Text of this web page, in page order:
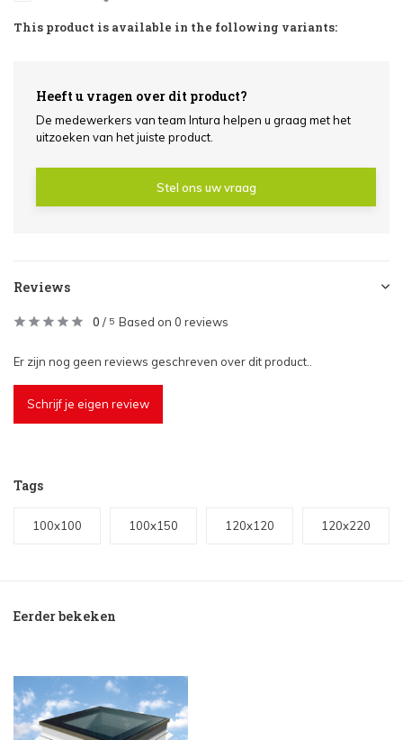
This product is available in the following variants:
Heeft u vragen over dit product?
De medewerkers van team Intura helpen u graag met het
uitzoeken van het juiste product.
Stel ons uw vraag
Reviews
0 / 5 Based on 0 reviews
Er zijn nog geen reviews geschreven over dit product..
Schrijf je eigen review
Tags
100x100 100x150 120x120 120x220
Eerder bekeken